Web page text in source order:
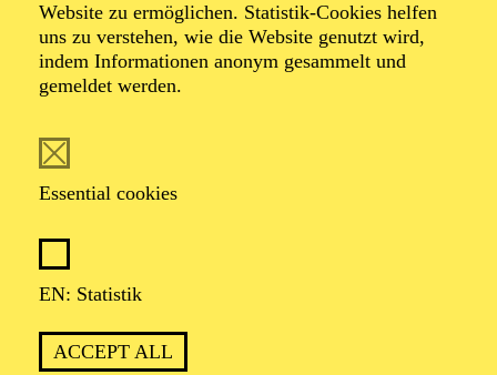
Website zu ermöglichen. Statistik-Cookies helfen
uns zu verstehen, wie die Website genutzt wird,
indem Informationen anonym gesammelt und
gemeldet werden.
Essential cookies
EN: Statistik
ACCEPT ALL
55,20 52,70€
EN: SCHAUSPIEL ESSEN
05.09.2026
19:30 - 21:30
BLICK AUF DEN IRAN –
STIMMEN ZUR AKTUELLEN
LAGE